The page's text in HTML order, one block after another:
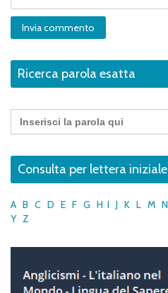
Ricerca parola esatta
Search
for:
Consulta per lettera iniziale
A B C D E F G H I J K L M N
Y Z